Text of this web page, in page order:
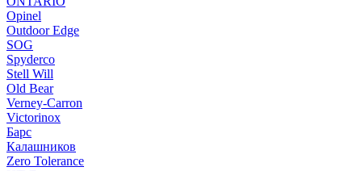
Opinel
Outdoor Edge
SOG
Spyderco
Stell Will
Old Bear
Verney-Carron
Victorinox
Барс
Калашников
Zero Tolerance